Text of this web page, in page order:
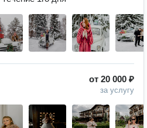
от 20 000 ₽
за услугу